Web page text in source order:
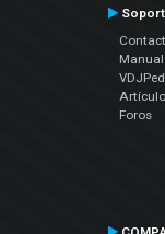
Foros